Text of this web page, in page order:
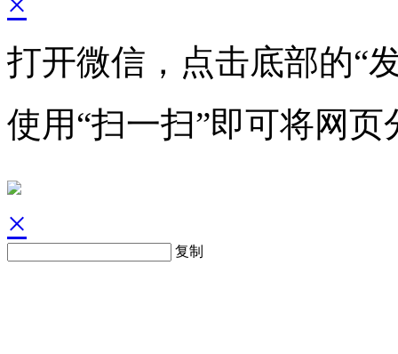
打开微信，点击底部的“
使用“扫一扫”即可将网
×
复制